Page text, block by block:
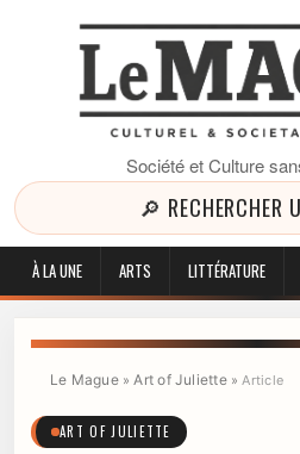
Société et Culture
🔎 RECHERCHER
À LA UNE ARTS LITTÉRATURE
Le Mague»Art of Juliette »Article
ART OF JULIETTE